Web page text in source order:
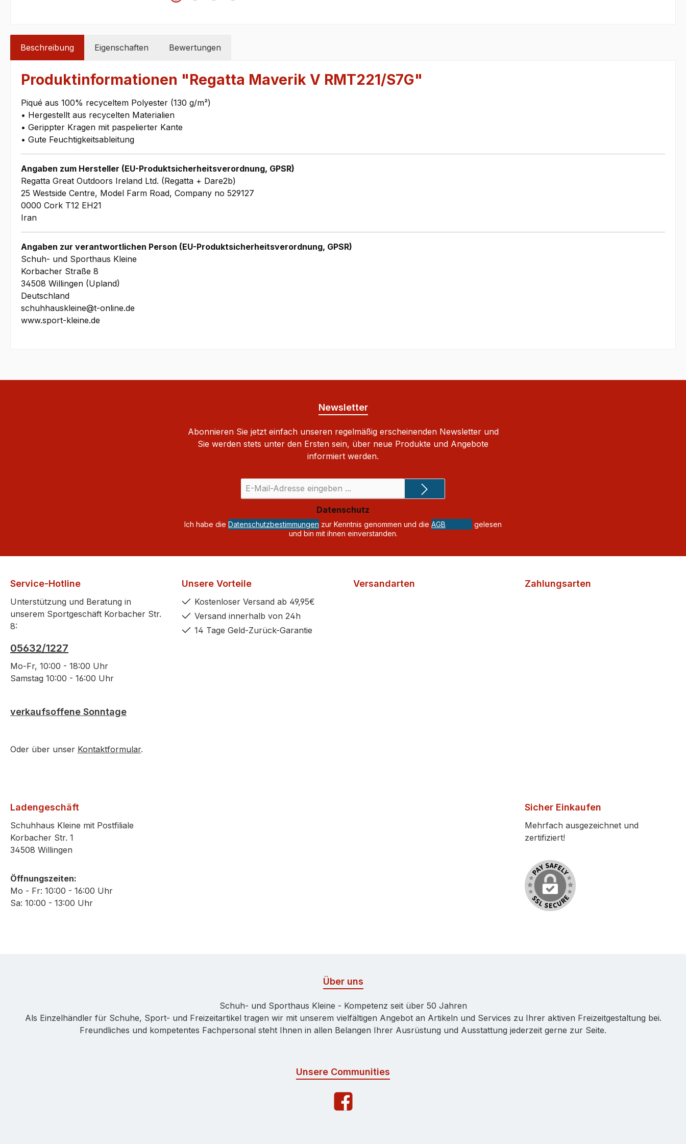
Beschreibung Eigenschaften Bewertungen
Produktinformationen "Regatta Maverik V RMT221/S7G"
Piqué aus 100% recyceltem Polyester (130 g/m²)
• Hergestellt aus recycelten Materialien
• Gerippter Kragen mit paspelierter Kante
• Gute Feuchtigkeitsableitung
Angaben zum Hersteller (EU-Produktsicherheitsverordnung, GPSR)
Regatta Great Outdoors Ireland Ltd. (Regatta + Dare2b)
25 Westside Centre, Model Farm Road, Company no 529127
0000 Cork T12 EH21
Iran
Angaben zur verantwortlichen Person (EU-Produktsicherheitsverordnung, GPSR)
Schuh- und Sporthaus Kleine
Korbacher Straße 8
34508 Willingen (Upland)
Deutschland
schuhhauskleine@t-online.de
www.sport-kleine.de
Newsletter
Abonnieren Sie jetzt einfach unseren regelmäßig erscheinenden Newsletter und
Sie werden stets unter den Ersten sein, über neue Produkte und Angebote
informiert werden.
Mail-
Adresse
*
Datenschutz
Ich habe die Datenschutzbestimmungen zur Kenntnis genommen und die AGB
gelesen
und bin mit ihnen einverstanden.
Service-Hotline
Unterstützung und Beratung in
unserem Sportgeschäft Korbacher Str.
8:
05632/1227
Mo-Fr, 10:00 - 18:00 Uhr
Samstag 10:00 - 16:00 Uhr
verkaufsoffene Sonntage
Oder über unser Kontaktformular.
Unsere Vorteile
Kostenloser Versand ab 49,95€
Versand innerhalb von 24h
14 Tage Geld-Zurück-Garantie
Versandarten Zahlungsarten
Ladengeschäft
Schuhhaus Kleine mit Postfiliale
Korbacher Str. 1
34508 Willingen
Öffnungszeiten:
Mo - Fr: 10:00 - 16:00 Uhr
Sa: 10:00 - 13:00 Uhr
Sicher Einkaufen
Mehrfach ausgezeichnet und
zertifiziert!
Über uns
Schuh- und Sporthaus Kleine - Kompetenz seit über 50 Jahren
Als Einzelhändler für Schuhe, Sport- und Freizeitartikel tragen wir mit unserem vielfältigen Angebot an Artikeln und Services zu Ihrer aktiven Freizeitgestaltung bei.
Freundliches und kompetentes Fachpersonal steht Ihnen in allen Belangen Ihrer Ausrüstung und Ausstattung jederzeit gerne zur Seite.
Unsere Communities